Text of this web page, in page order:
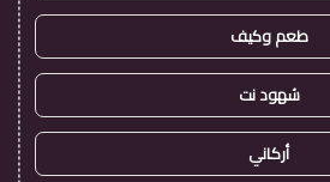
طعم وكيف
شهود نت
أركاني